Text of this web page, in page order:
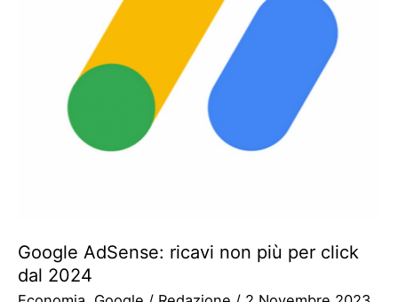
Google AdSense: ricavi non più per click
dal 2024